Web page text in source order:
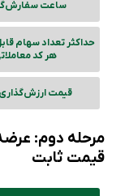
ساعت
حداکثر تعداد سهام
هر کد
قیمت
مرحله دوم:
قیمت ثابت